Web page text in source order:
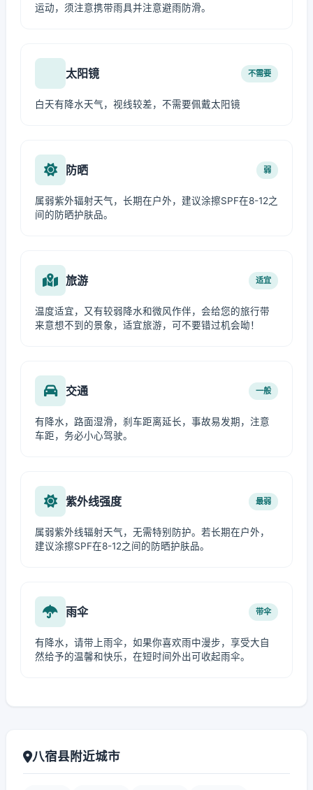
运动，须注意携带雨具并注意避雨防滑。
太阳镜 不需要
白天有降水天气，视线较差，不需要佩戴太阳镜
防晒 弱
属弱紫外辐射天气，长期在户外，建议涂擦SPF在8-12之
间的防晒护肤品。
旅游 适宜
温度适宜，又有较弱降水和微风作伴，会给您的旅行带
来意想不到的景象，适宜旅游，可不要错过机会呦！
交通 一般
有降水，路面湿滑，刹车距离延长，事故易发期，注意
车距，务必小心驾驶。
紫外线强度 最弱
属弱紫外线辐射天气，无需特别防护。若长期在户外，
建议涂擦SPF在8-12之间的防晒护肤品。
雨伞 带伞
有降水，请带上雨伞，如果你喜欢雨中漫步，享受大自
然给予的温馨和快乐，在短时间外出可收起雨伞。
八宿县附近城市